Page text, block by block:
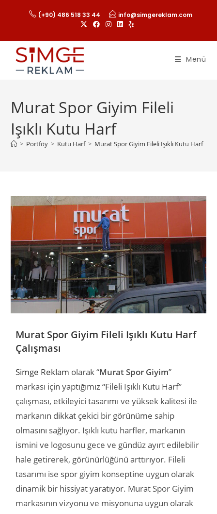
(+90) 486 518 33 44 info@simgereklam.com
Menü
Murat Spor Giyim Fileli
Işıklı Kutu Harf
> Portföy > Kutu Harf > Murat Spor Giyim Fileli Işıklı Kutu Harf
Murat Spor Giyim Fileli Işıklı Kutu Harf
Çalışması
Simge Reklam olarak “Murat Spor Giyim”
markası için yaptığımız “Fileli Işıklı Kutu Harf”
çalışması, etkileyici tasarımı ve yüksek kalitesi ile
markanın dikkat çekici bir görünüme sahip
olmasını sağlıyor. Işıklı kutu harfler, markanın
ismini ve logosunu gece ve gündüz ayırt edilebilir
hale getirerek, görünürlüğünü arttırıyor. Fileli
tasarımı ise spor giyim konseptine uygun olarak
dinamik bir hissiyat yaratıyor. Murat Spor Giyim
markasının vizyonu ve misyonuna uygun olarak